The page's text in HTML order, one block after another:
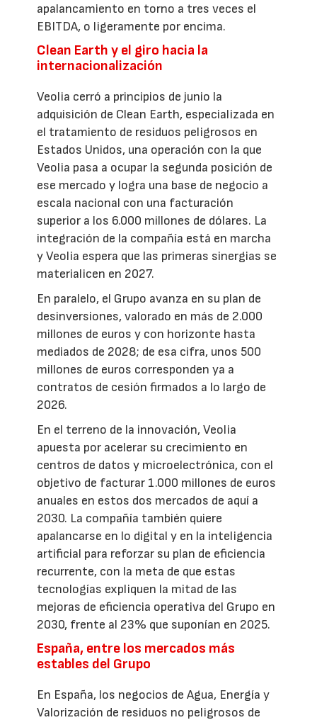
apalancamiento en torno a tres veces el
EBITDA, o ligeramente por encima.
Clean Earth y el giro hacia la
internacionalización
Veolia cerró a principios de junio la
adquisición de Clean Earth, especializada en
el tratamiento de residuos peligrosos en
Estados Unidos, una operación con la que
Veolia pasa a ocupar la segunda posición de
ese mercado y logra una base de negocio a
escala nacional con una facturación
superior a los 6.000 millones de dólares. La
integración de la compañía está en marcha
y Veolia espera que las primeras sinergias se
materialicen en 2027.
En paralelo, el Grupo avanza en su plan de
desinversiones, valorado en más de 2.000
millones de euros y con horizonte hasta
mediados de 2028; de esa cifra, unos 500
millones de euros corresponden ya a
contratos de cesión firmados a lo largo de
2026.
En el terreno de la innovación, Veolia
apuesta por acelerar su crecimiento en
centros de datos y microelectrónica, con el
objetivo de facturar 1.000 millones de euros
anuales en estos dos mercados de aquí a
2030. La compañía también quiere
apalancarse en lo digital y en la inteligencia
artificial para reforzar su plan de eficiencia
recurrente, con la meta de que estas
tecnologías expliquen la mitad de las
mejoras de eficiencia operativa del Grupo en
2030, frente al 23% que suponían en 2025.
España, entre los mercados más
estables del Grupo
En España, los negocios de Agua, Energía y
Valorización de residuos no peligrosos de